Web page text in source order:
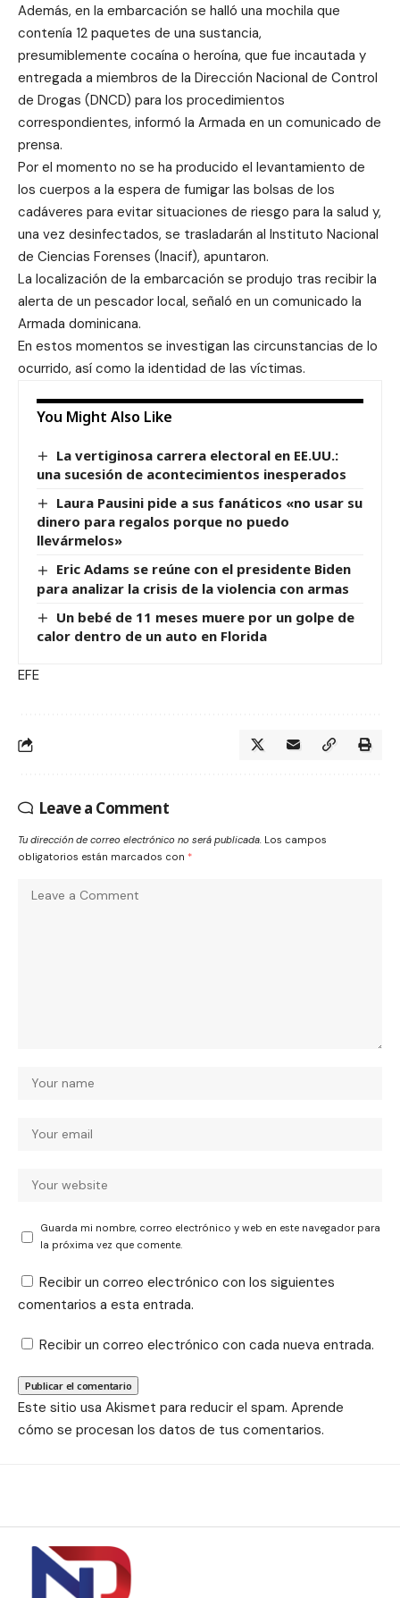
Además, en la embarcación se halló una mochila que
contenía 12 paquetes de una sustancia,
presumiblemente cocaína o heroína, que fue incautada y
entregada a miembros de la Dirección Nacional de Control
de Drogas (DNCD) para los procedimientos
correspondientes, informó la Armada en un comunicado de
prensa.
Por el momento no se ha producido el levantamiento de
los cuerpos a la espera de fumigar las bolsas de los
cadáveres para evitar situaciones de riesgo para la salud y,
una vez desinfectados, se trasladarán al Instituto Nacional
de Ciencias Forenses (Inacif), apuntaron.
La localización de la embarcación se produjo tras recibir la
alerta de un pescador local, señaló en un comunicado la
Armada dominicana.
En estos momentos se investigan las circunstancias de lo
ocurrido, así como la identidad de las víctimas.
You Might Also Like
La vertiginosa carrera electoral en EE.UU.:
una sucesión de acontecimientos inesperados
Laura Pausini pide a sus fanáticos «no usar su
dinero para regalos porque no puedo
llevármelos»
Eric Adams se reúne con el presidente Biden
para analizar la crisis de la violencia con armas
Un bebé de 11 meses muere por un golpe de
calor dentro de un auto en Florida
EFE
Leave a Comment
Tu dirección de correo electrónico no será publicada. Los campos
obligatorios están marcados con *
Guarda mi nombre, correo electrónico y web en este navegador para
la próxima vez que comente.
Recibir un correo electrónico con los siguientes
comentarios a esta entrada.
Recibir un correo electrónico con cada nueva entrada.
Este sitio usa Akismet para reducir el spam. Aprende
cómo se procesan los datos de tus comentarios.